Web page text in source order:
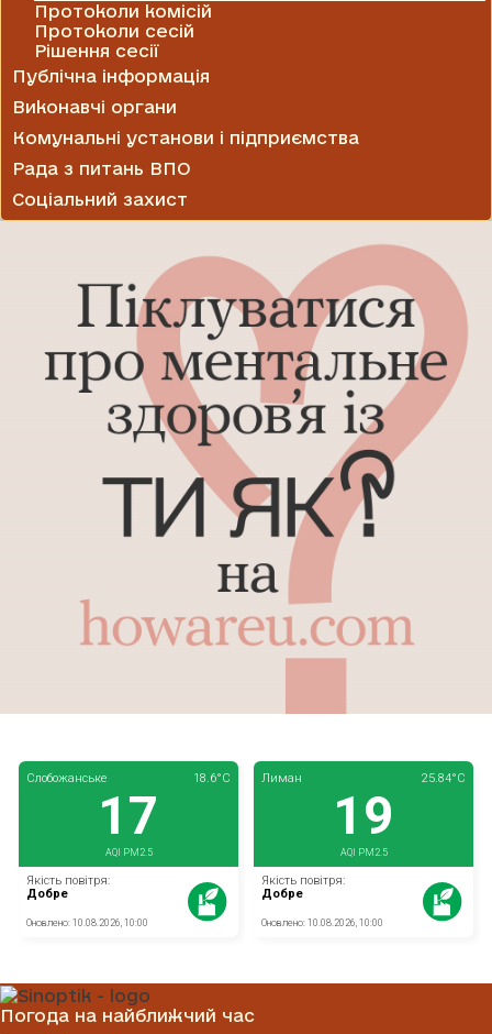
Протоколи комісій
Протоколи сесій
Рішення сесії
Публічна інформація
Виконавчі органи
Комунальні установи і підприємства
Рада з питань ВПО
Соціальний захист
Погода на найближчий час